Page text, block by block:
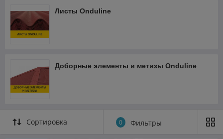
Быстрее!
Проще!
Выгоднее!
Выбирайте и
нашем новом
интернет-
магазине
МАМОНТ.БЕЛ
Ассортимент еще шире;
Листы Onduline
Доборные элементы и метизы Onduline
Сортировка 0 Фильтры